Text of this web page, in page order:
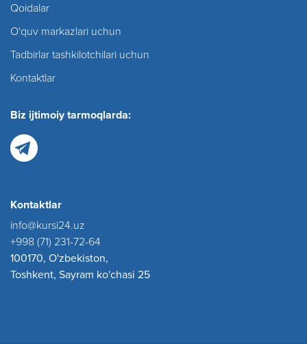
Qoidalar
O'quv markazlari uchun
Tadbirlar tashkilotchilari uchun
Kontaktlar
Biz ijtimoiy tarmoqlarda:
Kontaktlar
info@kursi24.uz
+998 (71) 231-72-64
100170, O'zbekiston,
Toshkent, Sayram ko'chasi 25